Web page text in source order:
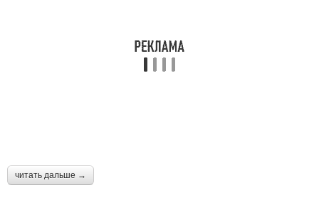
читать дальше →